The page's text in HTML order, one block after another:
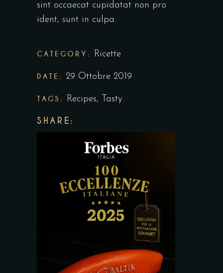
sint occaecat cupidatat non pro
ident, sunt in culpa.
CATEGORY: Ricette
DATE: 29 Ottobre 2019
TAGS: Recipes, Tasty
SHARE: